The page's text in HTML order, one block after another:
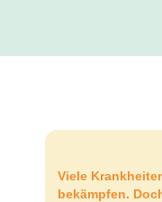
Viele
bekämpfen.